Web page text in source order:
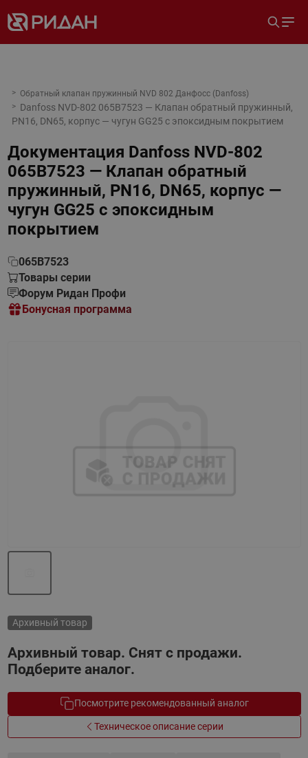
Обратный клапан пружинный NVD 802 Данфосс (Danfoss)
Danfoss NVD-802 065B7523 — Клапан обратный пружинный,
PN16, DN65, корпус — чугун GG25 с эпоксидным покрытием
Документация Danfoss NVD-802
065B7523 — Клапан обратный
пружинный, PN16, DN65, корпус —
чугун GG25 с эпоксидным
покрытием
065B7523
Товары серии
Форум Ридан Профи
Бонусная программа
Архивный товар
Архивный товар. Снят с продажи.
Подберите аналог.
Посмотрите рекомендованный аналог
Техническое описание серии